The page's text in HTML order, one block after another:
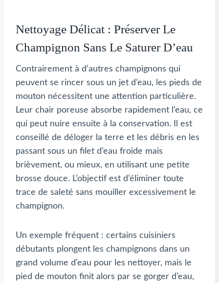
Nettoyage Délicat : Préserver Le
Champignon Sans Le Saturer D’eau
Contrairement à d’autres champignons qui
peuvent se rincer sous un jet d’eau, les pieds de
mouton nécessitent une attention particulière.
Leur chair poreuse absorbe rapidement l’eau, ce
qui peut nuire ensuite à la conservation. Il est
conseillé de déloger la terre et les débris en les
passant sous un filet d’eau froide mais
brièvement, ou mieux, en utilisant une petite
brosse douce. L’objectif est d’éliminer toute
trace de saleté sans mouiller excessivement le
champignon.
Un exemple fréquent : certains cuisiniers
débutants plongent les champignons dans un
grand volume d’eau pour les nettoyer, mais le
pied de mouton finit alors par se gorger d’eau,